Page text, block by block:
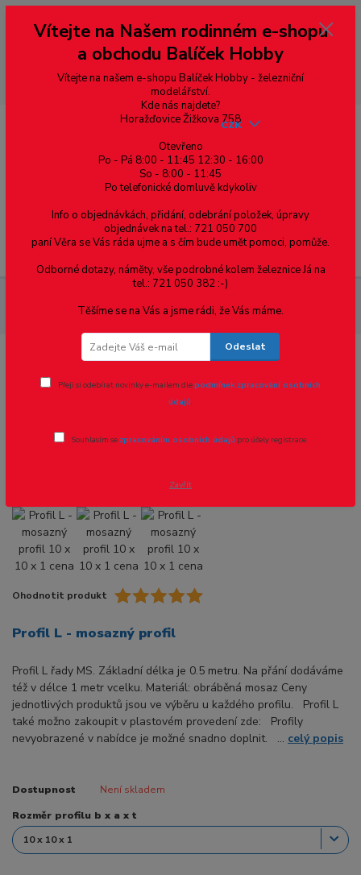
--- pro zákazníky ze Slovenska a jiných zemí, pokud chcete platit v eurech
přepněte si e-shop na euro 💶 pro přepočet měny - pravý horní roh ---
dobírky – pokud si z nějakého důvodu zásilku nevyzvednete, bude po
domluvě zaslána znovu s opětovnou platbou za poštovné, v opačném
případě bude zrušena a účet přidán na blacklist a rušeny následující
objednávky.
Menu
CZK
cena za 0,5m
Ohodnotit produkt
Profil L - mosazný profil
Profil L řady MS. Základní délka je 0.5 metru. Na přání dodáváme
též v délce 1 metr vcelku. Materiál: obráběná mosaz Ceny
jednotlivých produktů jsou ve výběru u každého profilu. Profil L
také možno zakoupit v plastovém provedení zde: Profily
nevyobrazené v nabídce je možné snadno doplnit. ... celý popis
Dostupnost Není skladem
Rozměr profilu b x a x t
Vítejte na Našem rodinném e-shopu
a obchodu Balíček Hobby
Vítejte na našem e-shopu Balíček Hobby - železniční
modelářství.
Kde nás najdete?
Horažďovice Žižkova 758
Otevřeno
Po - Pá 8:00 - 11:45 12:30 - 16:00
So - 8:00 - 11:45
Po telefonické domluvě kdykoliv
Info o objednávkách, přidání, odebrání položek, úpravy
objednávek na tel.: 721 050 700
paní Věra se Vás ráda ujme a s čím bude umět pomoci, pomůže.
Odborné dotazy, náměty, vše podrobné kolem železnice Já na
tel.: 721 050 382 :-)
Těšíme se na Vás a jsme rádi, že Vás máme.
Odeslat
Přeji si odebírat novinky e-mailem dlepodmínek zpracování osobních
údajů.
Souhlasím se zpracováním osobních údajů pro účely registrace.
Zavřít